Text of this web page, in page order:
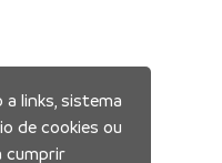
links, sistema
de cookies ou
cumprir